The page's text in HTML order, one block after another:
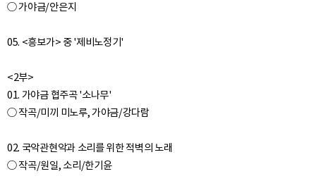
○ 가야금/안은지
05. <흥보가> 중 '제비노정기'
<2부>
01. 가야금 협주곡 '소나무'
○ 작곡/미끼 미노루, 가야금/강다람
02. 국악관현악과 소리를 위한 적벽의 노래
○ 작곡/원일, 소리/한기윤